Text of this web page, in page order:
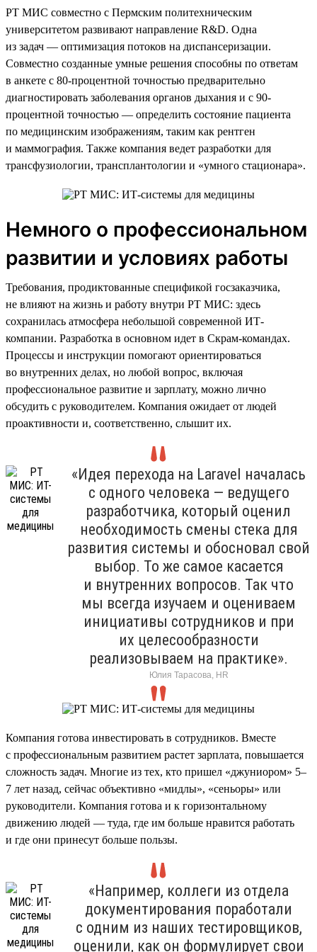
РТ МИС совместно с Пермским политехническим
университетом развивают направление R&D. Одна
из задач — оптимизация потоков на диспансеризации.
Совместно созданные умные решения способны по ответам
в анкете с 80-процентной точностью предварительно
диагностировать заболевания органов дыхания и с 90-
процентной точностью — определить состояние пациента
по медицинским изображениям, таким как рентген
и маммография. Также компания ведет разработки для
трансфузиологии, трансплантологии и «умного стационара».
Немного о профессиональном
развитии и условиях работы
Требования, продиктованные спецификой госзаказчика,
не влияют на жизнь и работу внутри РТ МИС: здесь
сохранилась атмосфера небольшой современной ИТ-
компании. Разработка в основном идет в Скрам-командах.
Процессы и инструкции помогают ориентироваться
во внутренних делах, но любой вопрос, включая
профессиональное развитие и зарплату, можно лично
обсудить с руководителем. Компания ожидает от людей
проактивности и, соответственно, слышит их.
«Идея перехода на Laravel началась
с одного человека — ведущего
разработчика, который оценил
необходимость смены стека для
развития системы и обосновал свой
выбор. То же самое касается
и внутренних вопросов. Так что
мы всегда изучаем и оцениваем
инициативы сотрудников и при
их целесообразности
реализовываем на практике».
Юлия Тарасова, HR
Компания готова инвестировать в сотрудников. Вместе
с профессиональным развитием растет зарплата, повышается
сложность задач. Многие из тех, кто пришел «джуниором» 5–
7 лет назад, сейчас объективно «мидлы», «сеньоры» или
руководители. Компания готова и к горизонтальному
движению людей — туда, где им больше нравится работать
и где они принесут больше пользы.
«Например, коллеги из отдела
документирования поработали
с одним из наших тестировщиков,
оценили, как он формулирует свои